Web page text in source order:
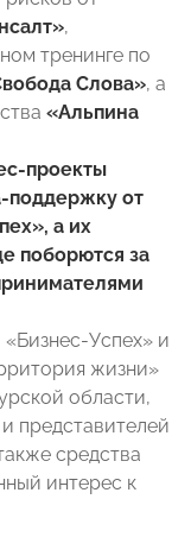
,
тренинге по
Слова», а
«Альпина
проекты
поддержку от
а их
поборются за
Успех» и
жизни»
области,
представителей
средства
интерес к